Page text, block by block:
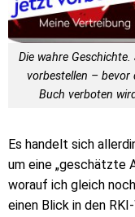
Die wahre
vorbestellen – bevor
Buch verboten
Es handelt sich
um eine „geschätzte
worauf ich gleich
einen Blick in den